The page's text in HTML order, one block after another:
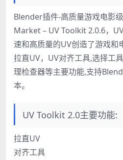
Blender插件-高质量游戏电影
Market – UV Toolkit 2.0.6，
速和高质量的UV创造了游戏和
拉直UV，UV对齐工具,选择工
理检查器等主要功能,支持
本。
UV Toolkit 2.0主要功能:
拉直UV
对齐工具